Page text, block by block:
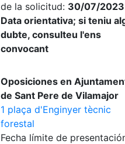
de la solicitud: 30/07/
Data orientativa; si teniu
dubte, consulteu l'ens
convocant
Oposiciones en
de Sant Pere de Vilamajor
1 plaça d'Enginyer tècnic
forestal
Fecha límite de